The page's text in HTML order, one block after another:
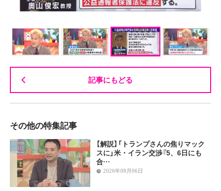
記事にもどる
その他の特集記事
【解説】「トランプさんの焦りマック
スに」米・イラン交渉『5、6日にも
合…
2026年08月06日